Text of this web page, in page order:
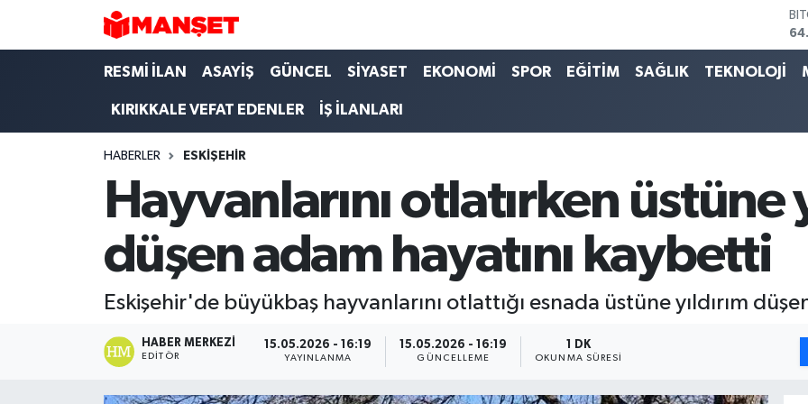
RESMİ İLAN ASAYİŞ GÜNCEL SİYASET EKONOMİ SPOR EĞİTİM SAĞLIK TEKNOLOJİ
KIRIKKALE VEFAT EDENLER İŞ İLANLARI
HABERLER ESKIŞEHIR
Hayvanlarını otlatırken üstüne
düşen adam hayatını kaybetti
Eskişehir'de büyükbaş hayvanlarını otlattığı esnada üstüne yıldırım
HABER MERKEZI
EDITÖR
15.05.2026 - 16:19
YAYINLANMA
15.05.2026 - 16:19
GÜNCELLEME
1 DK
OKUNMA SÜRESI
Hava Durumu
Trafik Durumu
Süper Lig Puan Durumu ve Fikstür
Tüm Manşetler
Son Dakika Haberleri
Haber Arşivi